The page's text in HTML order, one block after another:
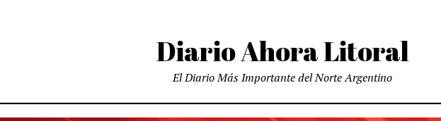
Diario Ahora Litoral
El Diario Más Importante del Norte Argentino